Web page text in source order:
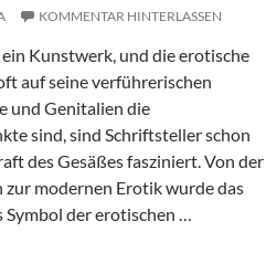
KOMMENTAR HINTERLASSEN
Kunstwerk, und die erotische
auf seine verführerischen
und Genitalien die
sind, sind Schriftsteller schon
des Gesäßes fasziniert. Von der
modernen Erotik wurde das
Symbol der erotischen …